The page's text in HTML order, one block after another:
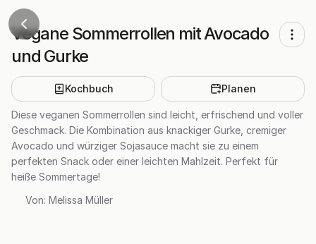
Vegane Sommerrollen mit Avocado
und Gurke
Kochbuch Planen
Diese veganen Sommerrollen sind leicht, erfrischend und voller
Geschmack. Die Kombination aus knackiger Gurke, cremiger
Avocado und würziger Sojasauce macht sie zu einem
perfekten Snack oder einer leichten Mahlzeit. Perfekt für
heiße Sommertage!
Von: Melissa Müller